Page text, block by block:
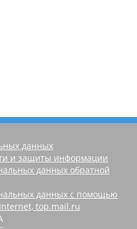
данных
и защиты информации
данных обратной
данных с помощью
top.mail.ru